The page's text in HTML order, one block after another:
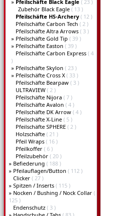
» Pfeilschäfte Black Eagle ( 23 )
Zubehör Black Eagle ( 13 )
Pfeilschäfte HS-Archery ( 12 )
Pfeilschäfte Carbon Tech ( 2 )
Pfeilschäfte Altra Arrows ( 3 )
» Pfeilschäfte Gold Tip ( 39 )
» Pfeilschäfte Easton ( 39 )
Pfeilschäfte Carbon Express ( 4
)
» Pfeilschäfte Skylon ( 23 )
» Pfeilschäfte Cross X( 33 )
Pfeilschäfte Bearpaw ( 3 )
ULTRAVIEW ( 2 )
Pfeilschäfte Nijora ( 7 )
Pfeilschäfte Avalon ( 4 )
Pfeilschäfte DK Arrow ( 4 )
Pfeilschäfte X-Line ( 5 )
Pfeilschäfte SPHERE ( 2 )
Holzschäfte ( 21 )
Pfeil Wraps ( 16 )
Pfeilkoffer ( 6 )
Pfeilzubehör ( 20 )
» Befiederung ( 188 )
» Pfeilauflagen/Button ( 112 )
Clicker ( 27 )
» Spitzen / Inserts ( 115 )
» Nocken / Bushing / Nock Collar (
125 )
Endenschutz ( 3 )